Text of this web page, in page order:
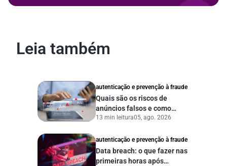
Leia também
autenticação e prevenção à fraude
Quais são os riscos de
anúncios falsos e como
proteger seu negócio?
13 min leitura05, ago. 2026
autenticação e prevenção à fraude
Data breach: o que fazer nas
primeiras horas após